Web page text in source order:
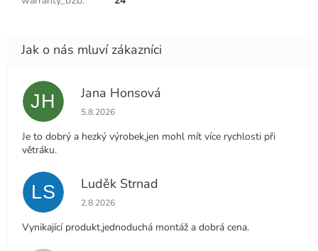
JH Jana Honsová
Hodnocení obchodu je 5 z 5 hvězdiček.
5.8.2026
Je to dobrý a hezký výrobek,jen mohl mít více rychlosti při
větráku.
LS Luděk Strnad
Hodnocení obchodu je 5 z 5 hvězdiček.
2.8.2026
Vynikající produkt,jednoduchá montáž a dobrá cena.